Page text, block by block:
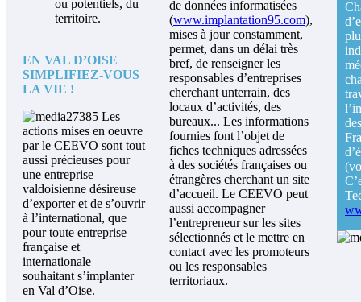
ou potentiels, du
territoire.
EN VAL D’OISE
SIMPLIFIEZ-VOUS
LA VIE !
Les
actions mises en oeuvre
par le CEEVO sont tout
aussi précieuses pour
une entreprise
valdoisienne désireuse
d’exporter et de s’ouvrir
à l’international, que
pour toute entreprise
française et
internationale
souhaitant s’implanter
en Val d’Oise.
de données informatisées
(www.implantation95.com),
mises à jour constamment,
permet, dans un délai très
bref, de renseigner les
responsables d’entreprises
cherchant unterrain, des
locaux d’activités, des
bureaux... Les informations
fournies font l’objet de
fiches techniques adressées
à des sociétés françaises ou
étrangères cherchant un site
d’accueil. Le CEEVO peut
aussi accompagner
l’entrepreneur sur les sites
sélectionnés et le mettre en
contact avec les promoteurs
ou les responsables
territoriaux.